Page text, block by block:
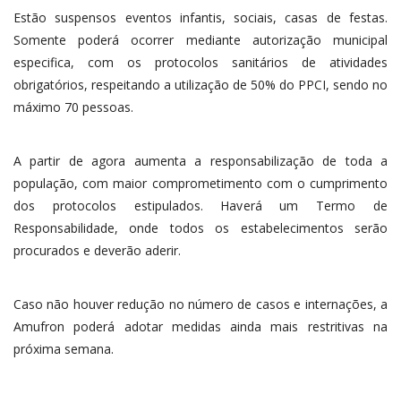
Estão suspensos eventos infantis, sociais, casas de festas.
Somente poderá ocorrer mediante autorização municipal
especifica, com os protocolos sanitários de atividades
obrigatórios, respeitando a utilização de 50% do PPCI, sendo no
máximo 70 pessoas.
A partir de agora aumenta a responsabilização de toda a
população, com maior comprometimento com o cumprimento
dos protocolos estipulados. Haverá um Termo de
Responsabilidade, onde todos os estabelecimentos serão
procurados e deverão aderir.
Caso não houver redução no número de casos e internações, a
Amufron poderá adotar medidas ainda mais restritivas na
próxima semana.